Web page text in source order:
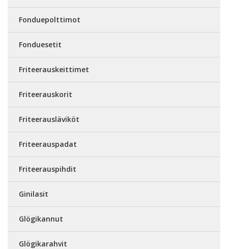
Fonduepolttimot
Fonduesetit
Friteerauskeittimet
Friteerauskorit
Friteerausläviköt
Friteerauspadat
Friteerauspihdit
Ginilasit
Glögikannut
Glögikarahvit